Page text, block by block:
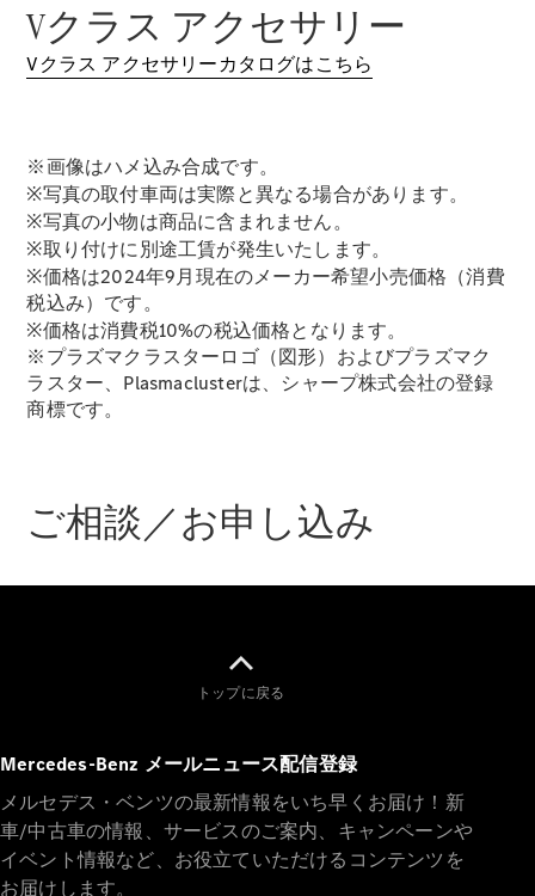
オンライン
ショールー
ム
All
Stationwagon
CLA
Shooting
Brake
New電気
CLA
Shooting
Stationwagon
C-Class All-
オンライン
ショールー
ム
Compact
Vクラス アクセサリー
Vクラス アクセサリーカタログはこちら
※画像はハメ込み合成です。
※写真の取付車両は実際と異なる場合があります。
※写真の小物は商品に含まれません。
※取り付けに別途工賃が発生いたします。
※価格は2024年9月現在のメーカー希望小売価格（消費
税込み）です。
※価格は消費税10%の税込価格となります。
※プラズマクラスターロゴ（図形）およびプラズマク
ラスター、Plasmaclusterは、シャープ株式会社の登録
商標です。
ご相談／お申し込み
トップに戻る
Mercedes-Benz メールニュース配信登録
メルセデス・ベンツの最新情報をいち早くお届け！新
車/中古車の情報、サービスのご案内、キャンペーンや
イベント情報など、お役立ていただけるコンテンツを
お届けします。